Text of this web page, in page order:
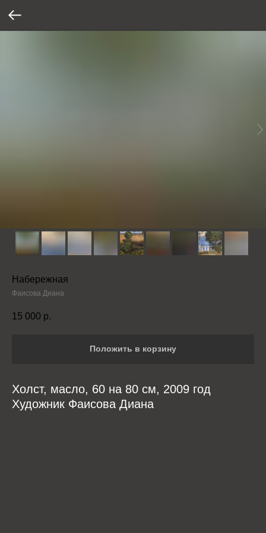
Набережная
Фаисова Диана
15 000 р.
Положить в корзину
Холст, масло, 60 на 80 см, 2009 год
Художник Фаисова Диана